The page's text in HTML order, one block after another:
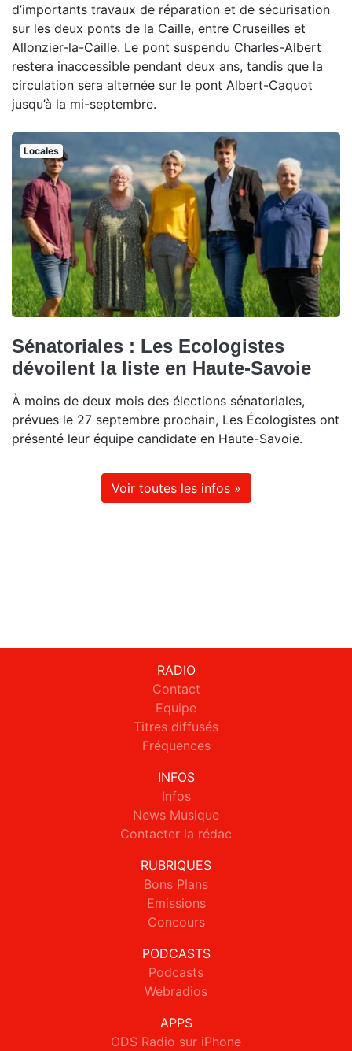
d’importants travaux de réparation et de sécurisation
sur les deux ponts de la Caille, entre Cruseilles et
Allonzier-la-Caille. Le pont suspendu Charles-Albert
restera inaccessible pendant deux ans, tandis que la
circulation sera alternée sur le pont Albert-Caquot
jusqu’à la mi-septembre.
Locales
Sénatoriales : Les Ecologistes
dévoilent la liste en Haute-Savoie
À moins de deux mois des élections sénatoriales,
prévues le 27 septembre prochain, Les Écologistes ont
présenté leur équipe candidate en Haute-Savoie.
Voir toutes les infos »
RADIO
Contact
Equipe
Titres diffusés
Fréquences
INFOS
Infos
News Musique
Contacter la rédac
RUBRIQUES
Bons Plans
Emissions
Concours
PODCASTS
Podcasts
Webradios
APPS
ODS Radio sur iPhone